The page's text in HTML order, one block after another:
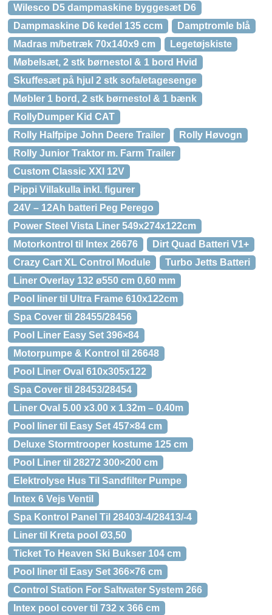
Wilesco D5 dampmaskine byggesæt D6
Dampmaskine D6 kedel 135 ccm
Damptromle blå
Madras m/betræk 70x140x9 cm
Legetøjskiste
Møbelsæt, 2 stk børnestol & 1 bord Hvid
Skuffesæt på hjul 2 stk sofa/etagesenge
Møbler 1 bord, 2 stk børnestol & 1 bænk
RollyDumper Kid CAT
Rolly Halfpipe John Deere Trailer
Rolly Høvogn
Rolly Junior Traktor m. Farm Trailer
Custom Classic XXI 12V
Pippi Villakulla inkl. figurer
24V – 12Ah batteri Peg Perego
Power Steel Vista Liner 549x274x122cm
Motorkontrol til Intex 26676
Dirt Quad Batteri V1+
Crazy Cart XL Control Module
Turbo Jetts Batteri
Liner Overlay 132 ø550 cm 0,60 mm
Pool liner til Ultra Frame 610x122cm
Spa Cover til 28455/28456
Pool Liner Easy Set 396×84
Motorpumpe & Kontrol til 26648
Pool Liner Oval 610x305x122
Spa Cover til 28453/28454
Liner Oval 5.00 x3.00 x 1.32m – 0.40m
Pool liner til Easy Set 457×84 cm
Deluxe Stormtrooper kostume 125 cm
Pool Liner til 28272 300×200 cm
Elektrolyse Hus Til Sandfilter Pumpe
Intex 6 Vejs Ventil
Spa Kontrol Panel Til 28403/-4/28413/-4
Liner til Kreta pool Ø3,50
Ticket To Heaven Ski Bukser 104 cm
Pool liner til Easy Set 366×76 cm
Control Station For Saltwater System 266
Intex pool cover til 732 x 366 cm